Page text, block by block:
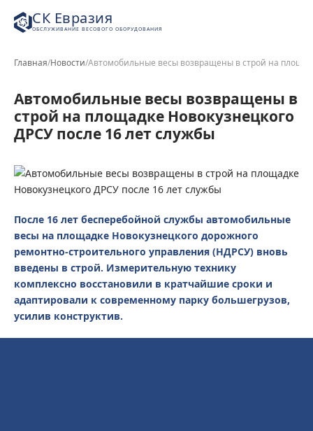
СК Евразия
ОБСЛУЖИВАНИЕ ВЕСОВОГО ОБОРУДОВАНИЯ
Главная/Новости/Автомобильные весы возвращены в строй на
Автомобильные весы возвращены в
строй на площадке Новокузнецкого
ДРСУ после 16 лет службы
После 16 лет бесперебойной службы автомобильные
весы на площадке Новокузнецкого дорожного
ремонтно-строительного управления (НДРСУ) вновь
введены в строй. Измерительную технику
комплексно восстановили в кратчайшие сроки и
адаптировали к современному парку большегрузов,
усилив конструктив.